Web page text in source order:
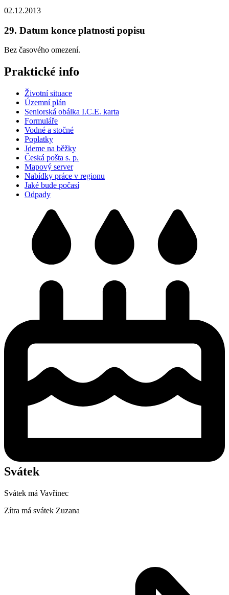
02.12.2013
29. Datum konce platnosti popisu
Bez časového omezení.
Praktické info
Životní situace
Územní plán
Seniorská obálka I.C.E. karta
Formuláře
Vodné a stočné
Poplatky
Jdeme na běžky
Česká pošta s. p.
Mapový server
Nabídky práce v regionu
Jaké bude počasí
Odpady
Svátek
Svátek má Vavřinec
Zítra má svátek Zuzana